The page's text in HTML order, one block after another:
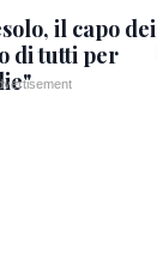
il capo dei
di tutti per